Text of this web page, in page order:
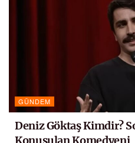
GÜNDEM
Deniz Göktaş Kimdir?
Konuşulan Komedyeni